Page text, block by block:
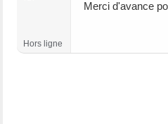
Merci d'avance
Hors ligne